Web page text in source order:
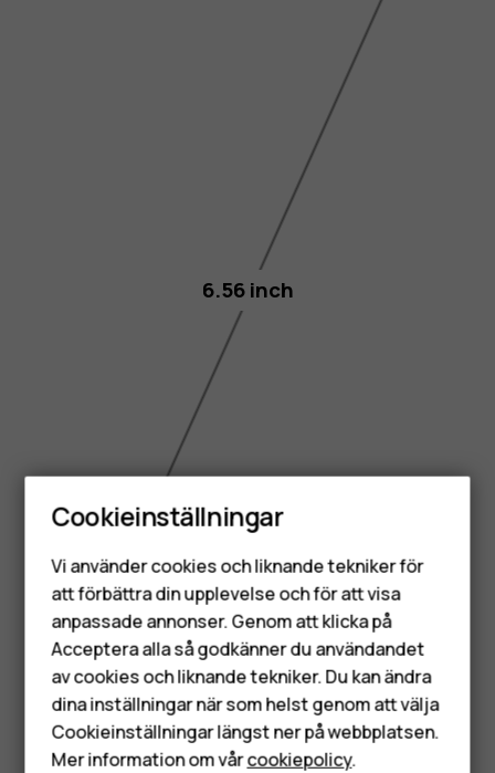
Smartphones
Mobiltelefoner
Tillbehör
HMD Terra M
Surfplattor
6.56 inch
Cookieinställningar
Vi använder cookies och liknande tekniker för
att förbättra din upplevelse och för att visa
anpassade annonser. Genom att klicka på
Acceptera alla så godkänner du användandet
av cookies och liknande tekniker. Du kan ändra
dina inställningar när som helst genom att välja
Cookieinställningar längst ner på webbplatsen.
Mer information om vårcookiepolicy.